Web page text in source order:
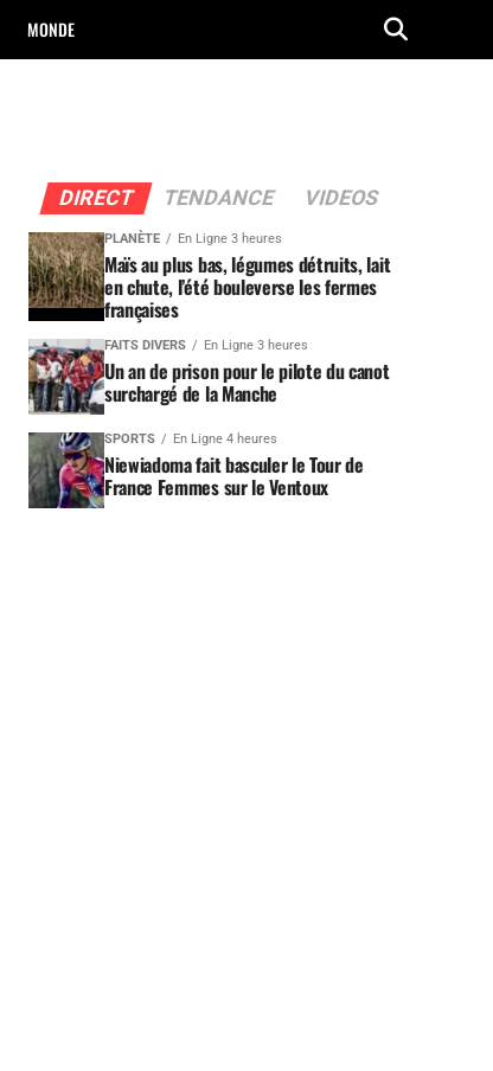
MONDE
DIRECT TENDANCE VIDEOS
PLANÈTE En Ligne 3 heures
Maïs au plus bas, légumes détruits, lait
en chute, l’été bouleverse les fermes
françaises
FAITS DIVERS En Ligne 3 heures
Un an de prison pour le pilote du canot
surchargé de la Manche
SPORTS En Ligne 4 heures
Niewiadoma fait basculer le Tour de
France Femmes sur le Ventoux